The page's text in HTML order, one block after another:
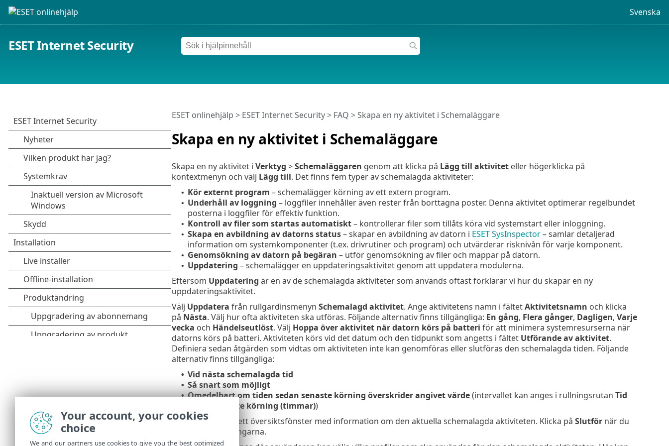
Svenska
ESET Internet Security
Skapa en ny aktivitet i Schemaläggare
ESET onlinehjälp > ESET Internet Security> FAQ > Skapa en ny aktivitet i Schemaläggare
Skapa en ny aktivitet i Verktyg >Schemaläggaren genom att klicka på Lägg till aktiviteteller högerklicka på
kontextmenyn och välj Lägg till. Det finns fem typer av schemalagda aktiviteter:
• Kör externt program – schemalägger körning av ett extern program.
• Underhåll av loggning – loggfiler innehåller även rester från borttagna poster. Denna aktivitet optimerar regelbundet
posterna i loggfiler för effektiv funktion.
• Kontroll av filer som startas automatiskt– kontrollerar filer som tillåts köra vid systemstart eller inloggning.
• Skapa en avbildning av datorns status– skapar en avbildning av datorn i ESET SysInspector– samlar detaljerad
information om systemkomponenter (t.ex. drivrutiner och program) och utvärderar risknivån för varje komponent.
• Genomsökning av datorn på begäran – utför genomsökning av filer och mappar på datorn.
• Uppdatering – schemalägger en uppdateringsaktivitet genom att uppdatera modulerna.
Eftersom Uppdatering är en av de schemalagda aktiviteter som används oftast förklarar vi hur du skapar en ny
uppdateringsaktivitet.
Välj Uppdatera från rullgardinsmenyn Schemalagd aktivitet. Ange aktivitetens namn i fältetAktivitetsnamn och klicka
på Nästa. Välj hur ofta aktiviteten ska utföras. Följande alternativ finns tillgängliga: En gång, Flera gånger, Dagligen, Varje
vecka och Händelseutlöst. Välj Hoppa över aktivitet när datorn körs på batteri för att minimera systemresurserna när
datorns körs på batteri. Aktiviteten körs vid det datum och den tidpunkt som angetts i fältet Utförande av aktivitet.
Definiera sedan åtgärden som vidtas om aktiviteten inte kan genomföras eller slutföras den schemalagda tiden. Följande
alternativ finns tillgängliga:
• Vid nästa schemalagda tid
• Så snart som möjligt
• Omedelbart om tiden sedan senaste körning överskrider angivet värde(intervallet kan anges i rullningsrutan Tid
sedan senaste körning (timmar))
I nästa steg visas ett översiktsfönster med information om den aktuella schemalagda aktiviteten. Klicka på Slutförnär du
är klar med ändringarna.
Your account, your cookies
choice
We and our partners use cookies to give you the best optimized